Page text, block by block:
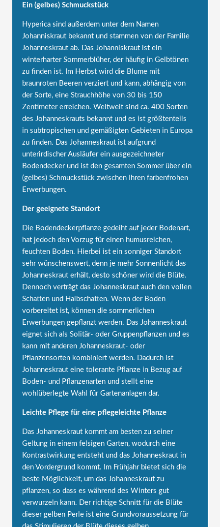
Ein (gelbes) Schmuckstück
Hyperica sind außerdem unter dem Namen
Johanniskraut bekannt und stammen von der Familie
Johanneskraut ab. Das Johanniskraut ist ein
winterharter Sommerblüher, der häufig in Gelbtönen
zu finden ist. Im Herbst wird die Blume mit
braunroten Beeren verziert und kann, abhängig von
der Sorte, eine Strauchhöhe von 30 bis 150
Zentimeter erreichen. Weltweit sind ca. 400 Sorten
des Johanneskrauts bekannt und es ist größtenteils
in subtropischen und gemäßigten Gebieten in Europa
zu finden. Das Johanneskraut ist aufgrund
unterirdischer Ausläufer ein ausgezeichneter
Bodendecker und ist den gesamten Sommer über ein
(gelbes) Schmuckstück zwischen Ihren farbenfrohen
Erwerbungen.
Der geeignete Standort
Die Bodendeckerpflanze gedeiht auf jeder Bodenart,
hat jedoch den Vorzug für einen humusreichen,
feuchten Boden. Hierbei ist ein sonniger Standort
sehr wünschenswert, denn je mehr Sonnenlicht das
Johanneskraut erhält, desto schöner wird die Blüte.
Dennoch verträgt das Johanneskraut auch den vollen
Schatten und Halbschatten. Wenn der Boden
vorbereitet ist, können die sommerlichen
Erwerbungen gepflanzt werden. Das Johanneskraut
eignet sich als Solitär- oder Gruppenpflanzen und es
kann mit anderen Johanneskraut- oder
Pflanzensorten kombiniert werden. Dadurch ist
Johanneskraut eine tolerante Pflanze in Bezug auf
Boden- und Pflanzenarten und stellt eine
wohlüberlegte Wahl für Gartenanlagen dar.
Leichte Pflege für eine pflegeleichte Pflanze
Das Johanneskraut kommt am besten zu seiner
Geltung in einem felsigen Garten, wodurch eine
Kontrastwirkung entsteht und das Johanneskraut in
den Vordergrund kommt. Im Frühjahr bietet sich die
beste Möglichkeit, um das Johanneskraut zu
pflanzen, so dass es während des Winters gut
verwurzeln kann. Der richtige Schnitt für die Blüte
dieser gelben Perle ist eine Grundvoraussetzung für